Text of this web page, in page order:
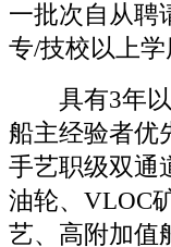
一批次自从聘
专/技校以上学
具有3年以
船主经验者优
手艺职级双通
油轮、VLOC
艺、高附加值